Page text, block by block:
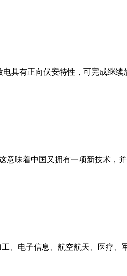
具有正向伏安特性，可完成继
味着中国又拥有一项新技术，
、电子信息、航空航天、医疗